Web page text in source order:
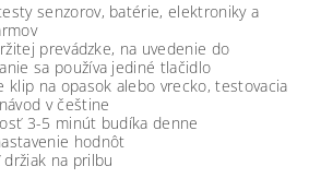
senzorov, batérie, elektroniky a
prevádzke, na uvedenie do
sa používa jediné tlačidlo
klip na opasok alebo vrecko, testovacia
v češtine
3-5 minút budíka denne
hodnôt
na prilbu